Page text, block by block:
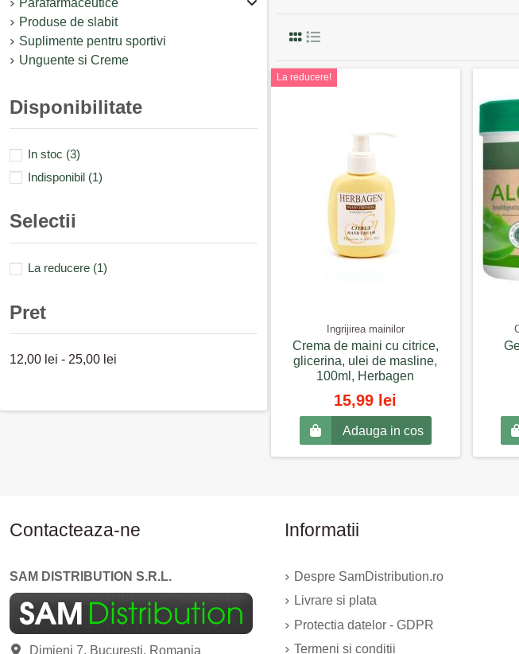
La reducere!
Ingrijirea mainilor
Crema de maini cu citrice,
glicerina, ulei de masline,
100ml, Herbagen
15,99 lei
Adauga in cos
Parafarmaceutice
Produse de slabit
Suplimente pentru sportivi
Unguente si Creme
Disponibilitate
In stoc (3)
Indisponibil (1)
Selectii
La reducere (1)
Pret
12,00 lei - 25,00 lei
Contacteaza-ne
SAM DISTRIBUTION S.R.L.
Dimieni 7, Bucuresti, Romania
Informatii
Despre SamDistribution.ro
Livrare si plata
Protectia datelor - GDPR
Termeni si conditii